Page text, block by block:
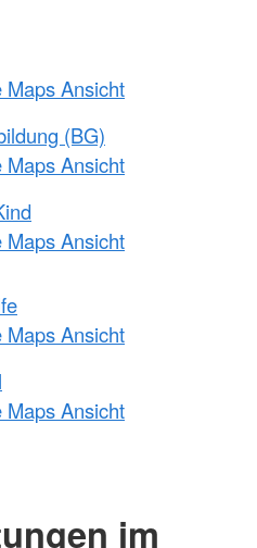
Maps Ansicht
(BG)
Maps Ansicht
Maps Ansicht
Maps Ansicht
Maps Ansicht
im